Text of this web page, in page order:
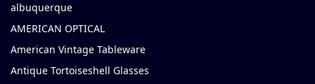
albuquerque
AMERICAN OPTICAL
American Vintage Tableware
Antique Tortoiseshell Glasses